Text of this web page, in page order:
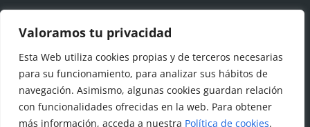
Valoramos tu privacidad
Esta Web utiliza cookies propias y de terceros necesarias
para su funcionamiento, para analizar sus hábitos de
navegación. Asimismo, algunas cookies guardan relación
con funcionalidades ofrecidas en la web. Para obtener
más información, acceda a nuestra Política de cookies.
DATOS DE CONTACTO
Ayto. de Talamanca de Jarama
C/Fuente del Arca, 19 28160 Talamanca de